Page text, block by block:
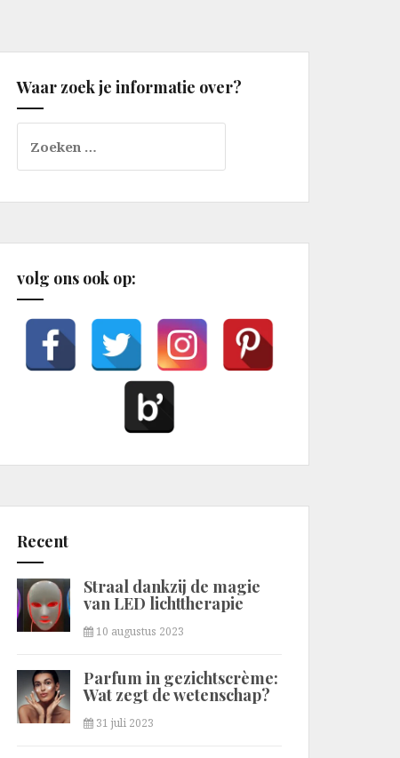
Waar zoek je informatie over?
naar:
volg ons ook op:
Recent
Straal dankzij de magie
van LED lichttherapie
10 augustus 2023
Parfum in gezichtscrème:
Wat zegt de wetenschap?
31 juli 2023